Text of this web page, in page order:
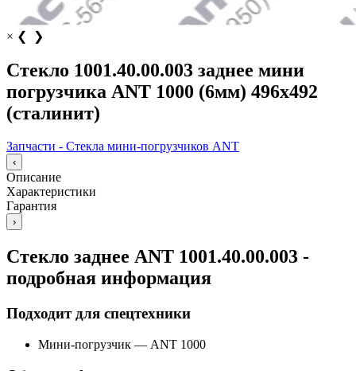
× ❮ ❯
Стекло 1001.40.00.003 заднее мини
погрузчика ANT 1000 (6мм) 496х492
(сталинит)
Запчасти - Стекла мини-погрузчиков ANT
‹
Описание
Характеристики
Гарантия
›
Стекло заднее ANT 1001.40.00.003 -
подробная информация
Подходит для спецтехники
Мини-погрузчик — ANT 1000